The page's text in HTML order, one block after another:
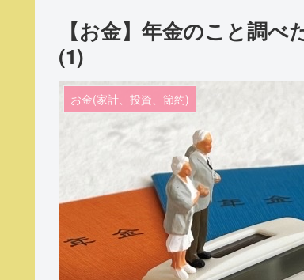
【お金】年金のこと調
(1)
お金(家計、投資、節約)